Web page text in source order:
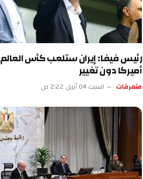
إيران ستلعب كأس العالم في
دون تغيير
السبت 04 أبريل 2:22 ص